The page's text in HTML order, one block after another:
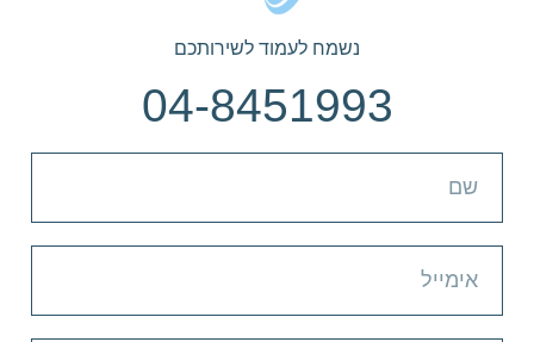
נשמח לעמוד לשירותכם
04-8451993